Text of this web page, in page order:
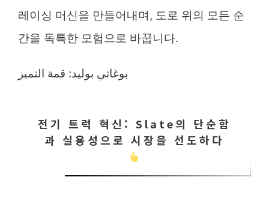
레이싱 머신을 만들어내며, 도로 위의 모든 순
간을 독특한 모험으로 바꿉니다.
بوغاتي بوليد: قمة التميز
전기 트럭 혁신: Slate의 단순함
과 실용성으로 시장을 선도하다